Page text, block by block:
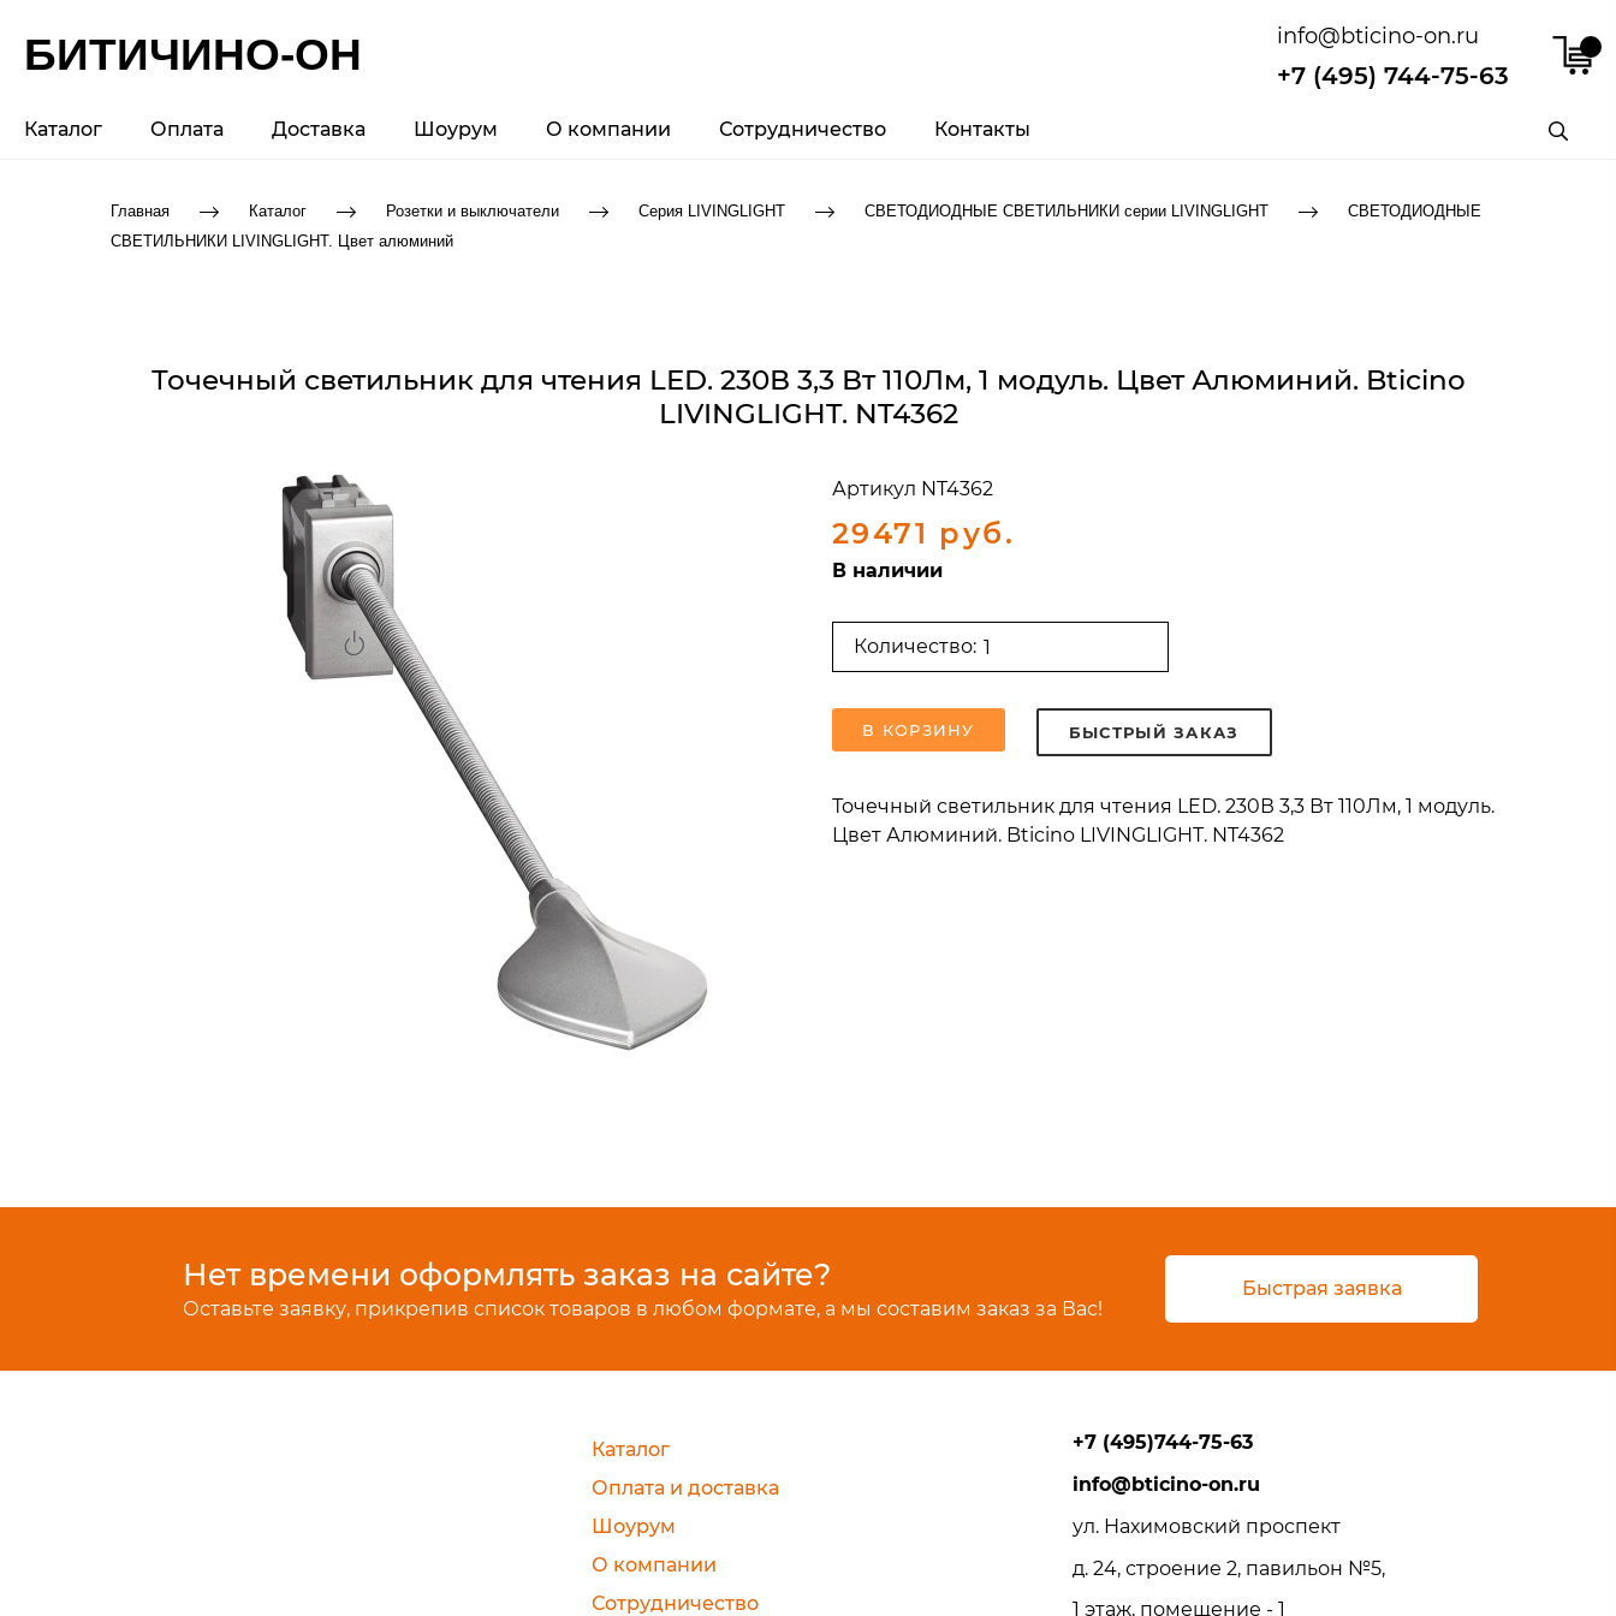
БИТИЧИНО-ОН info@bticino-on.ru
+7 (495) 744-75-63
Каталог Оплата Доставка Шоурум О компании Сотрудничество Контакты
Главная Каталог Розетки и выключатели Серия LIVINGLIGHT СВЕТОДИОДНЫЕ СВЕТИЛЬНИКИ серии LIVINGLIGHT
СВЕТОДИОДНЫЕ
СВЕТИЛЬНИКИ LIVINGLIGHT. Цвет алюминий
Точечный светильник для чтения LED. 230В 3,3 Вт 110Лм, 1 модуль. Цвет Алюминий. Bticino
LIVINGLIGHT. NT4362
Артикул NT4362
29471 руб.
В наличии
Количество:
В КОРЗИНУ БЫСТРЫЙ ЗАКАЗ
Точечный светильник для чтения LED. 230В 3,3 Вт 110Лм, 1 модуль.
Цвет Алюминий. Bticino LIVINGLIGHT. NT4362
Нет времени оформлять заказ на сайте?
Оставьте заявку, прикрепив список товаров в любом формате, а мы составим заказ за Вас!
Быстрая заявка
Каталог
Оплата и доставка
Шоурум
О компании
Сотрудничество
+7 (495)744-75-63
info@bticino-on.ru
ул. Нахимовский проспект
д. 24, строение 2, павильон №5,
1 этаж, помещение - 1